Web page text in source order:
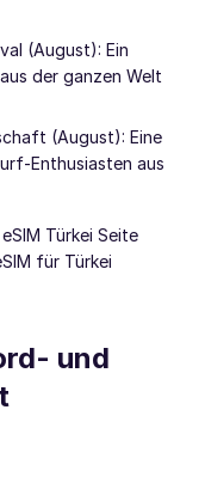
(August): Ein
der ganzen Welt
(August): Eine
Enthusiasten aus
Türkei Seite
für Türkei
und